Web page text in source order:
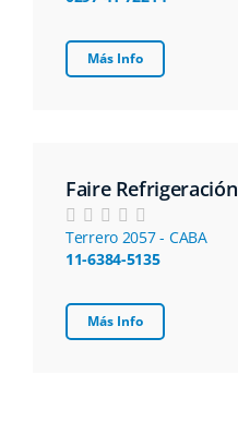
Más Info
Faire Refrigeración
Terrero 2057 - CABA
11-6384-5135
Más Info